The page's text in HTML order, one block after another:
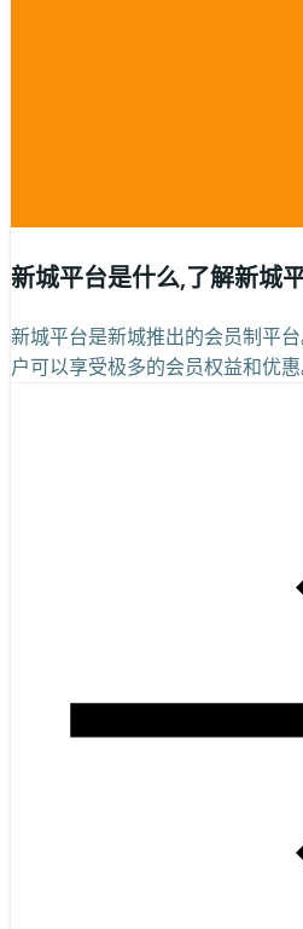
新城平台是什么,了解新城
新城平台是新城推出的会员制平
户可以享受极多的会员权益和优